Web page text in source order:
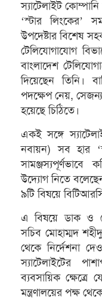
স্যাটেলাইট
‘স্টার লিংকের’
উপদেষ্টার বিশেষ
টেলিযোগাযোগ
বাংলাদেশ
দিয়েছেন তিনি।
পদক্ষেপ নেয়,
হয়েছে চিঠিতে।
একই সঙ্গে
নবায়ন) সব হার
সামঞ্জস্যপূর্ণভাবে
উদ্যোগ নিতে
৯টি বিষয়ে
এ বিষয়ে ডাক ও
সচিব মোহাম্মদ
থেকে নির্দেশনা
স্যাটেলাইটের
ব্যবসায়িক
মন্ত্রণালয়ের পক্ষ